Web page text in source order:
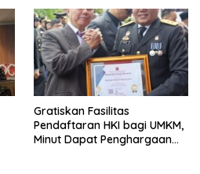
Gratiskan Fasilitas
Pendaftaran HKI bagi UMKM,
Minut Dapat Penghargaan